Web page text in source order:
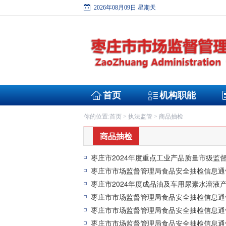
2026年08月09日 星期天
首页 机构职能
你的位置:首页> 执法监管 > 商品抽检
商品抽检
枣庄市2024年度重点工业产品质量市级监
枣庄市市场监督管理局食品安全抽检信息
枣庄市2024年度成品油及车用尿素水溶液
枣庄市市场监督管理局食品安全抽检信息
枣庄市市场监督管理局食品安全抽检信息
枣庄市市场监督管理局食品安全抽检信息